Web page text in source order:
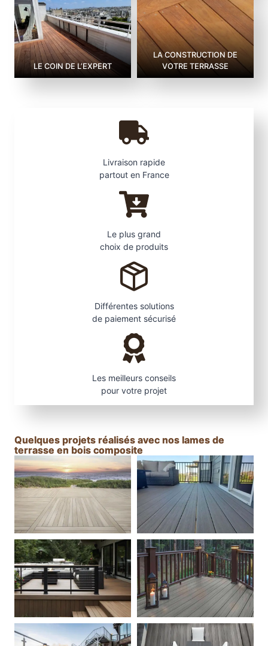
LE COIN DE L’EXPERT
LA CONSTRUCTION DE
VOTRE TERRASSE
Livraison rapide
partout en France
Le plus grand
choix de produits
Différentes solutions
de paiement sécurisé
Les meilleurs conseils
pour votre projet
Quelques projets réalisés avec nos lames de
terrasse en bois composite